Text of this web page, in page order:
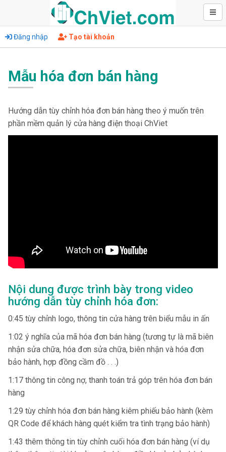
Đăng nhập Tạo tài khoản
Mẫu hóa đơn bán hàng
Hướng dẫn tùy chỉnh hóa đơn bán hàng theo ý muốn trên
phần mềm quản lý cửa hàng điện thoại ChViet
Nội dung được trình bày trong video
hướng dẫn tùy chỉnh hóa đơn:
0:45 tùy chỉnh logo, thông tin cửa hàng trên biểu mẫu in ấn
1:02 ý nghĩa của mã hóa đơn bán hàng (tương tự là mã biên
nhận sửa chữa, hóa đơn sửa chữa, biên nhận và hóa đơn
bảo hành, hợp đồng cầm đồ . . .)
1:17 thông tin công nợ, thanh toán trả góp trên hóa đơn bán
hàng
1:29 tùy chỉnh hóa đơn bán hàng kiêm phiếu bảo hành (kèm
QR Code để khách hàng quét kiểm tra tình trạng bảo hành)
1:43 thêm thông tin tùy chỉnh cuối hóa đơn bán hàng (ví dụ